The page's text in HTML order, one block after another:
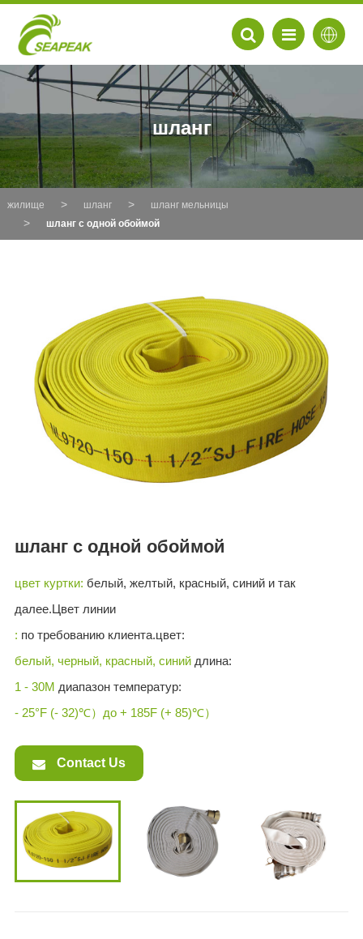
DE
ES
IT
шланг
жилище шланг
шланг мельницы
шланг с одной обоймой
шланг с одной обоймой
цвет куртки: белый, желтый, красный, синий и так
далее.Цвет линии
: по требованию клиента.цвет:
белый, черный, красный, синий длина:
1 - 30M диапазон температур:
- 25°F (- 32)℃）до + 185F (+ 85)℃）
Contact Us